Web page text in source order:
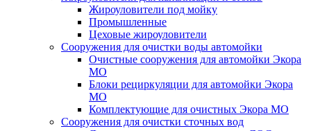
Жироуловители под мойку
Промышленные
Цеховые жироуловители
Сооружения для очистки воды автомойки
Очистные сооружения для автомойки Экора
МО
Блоки рециркуляции для автомойки Экора
МО
Комплектующие для очистных Экора МО
Сооружения для очистки сточных вод